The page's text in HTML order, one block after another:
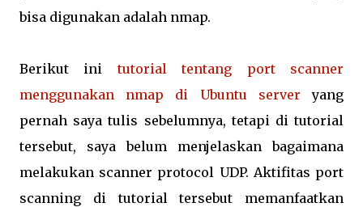
bisa digunakan adalah nmap.
Berikut initutorial tentang port scanner
menggunakan nmap di Ubuntu server yang
pernah saya tulis sebelumnya, tetapi di tutorial
tersebut, saya belum menjelaskan bagaimana
melakukan scanner protocol UDP. Aktifitas port
scanning di tutorial tersebut memanfaatkan